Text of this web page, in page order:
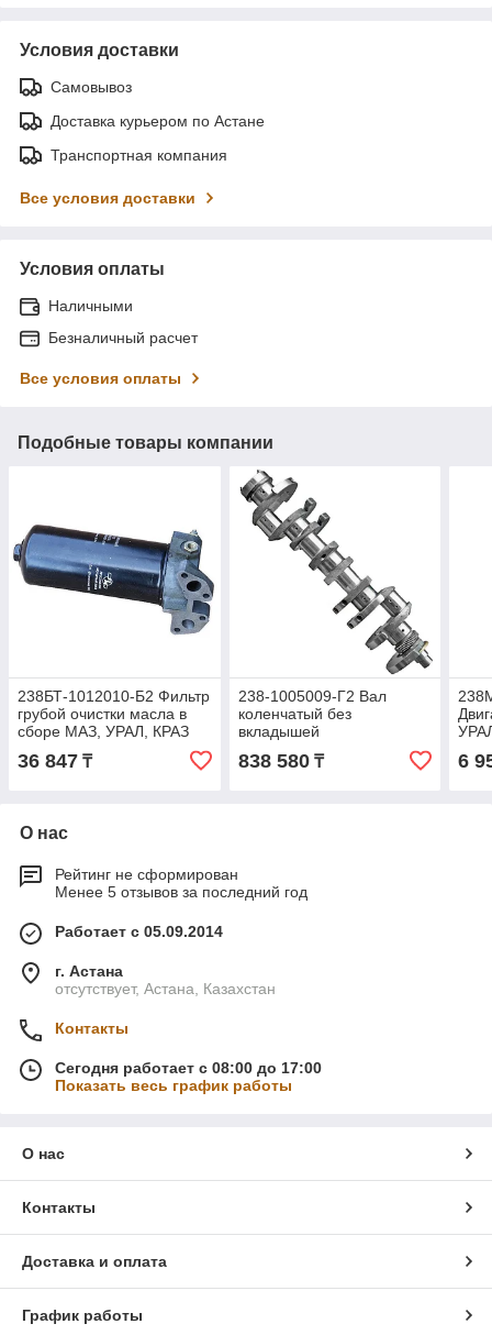
Условия доставки
Самовывоз
Доставка курьером по Астане
Транспортная компания
Все условия доставки
Условия оплаты
Наличными
Безналичный расчет
Все условия оплаты
Подобные товары компании
238БТ-1012010-Б2 Фильтр
грубой очистки масла в
сборе МАЗ, УРАЛ, КРАЗ
ЯМЗ-236/238М2, 236НЕ2,
656, 658
36 847 ₸
238-1005009-Г2 Вал
коленчатый без
вкладышей
МАЗ,УРАЛ,КрАЗ
дв.ЯМЗ-238М2 см.238-
838 580₸ 6
О нас
Рейтинг не сформирован
Менее 5 отзывов за последний год
Работает с 05.09.2014
г. Астана
отсутствует, Астана, Казахстан
Контакты
Сегодня работает с 08:00 до 17:00
Показать весь график работы
О нас
Контакты
Доставка и оплата
График работы